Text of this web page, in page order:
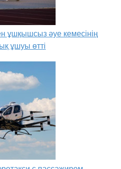
ұшқышсыз әуе кемесінің
ұшуы өтті